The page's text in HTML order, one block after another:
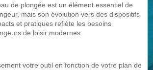
de plongée est un élément essentiel de
mais son évolution vers des dispositifs
et pratiques reflète les besoins
de loisir modernes.
votre outil en fonction de votre plan de